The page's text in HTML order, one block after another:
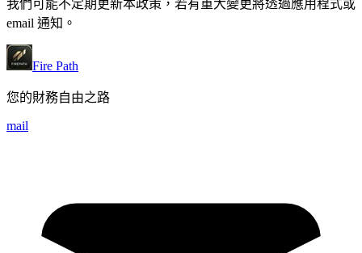
我們可能不定期更新本政策，若有重大變更將透過應用程式或
email 通知。
Fire Path
您的財務自由之路
mail